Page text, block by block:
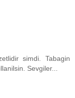
simdi. Tabagin
Sevgiler...